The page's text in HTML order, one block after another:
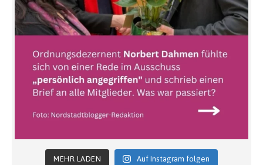
MEHR LADEN Auf Instagram folgen